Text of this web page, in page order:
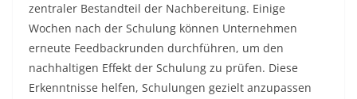
zentraler Bestandteil der Nachbereitung. Einige
Wochen nach der Schulung können Unternehmen
erneute Feedbackrunden durchführen, um den
nachhaltigen Effekt der Schulung zu prüfen. Diese
Erkenntnisse helfen, Schulungen gezielt anzupassen